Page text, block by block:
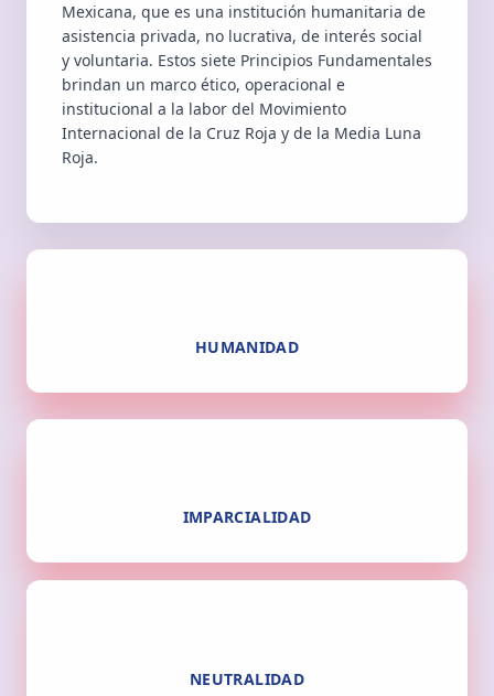
Mexicana, que es una institución humanitaria de
asistencia privada, no lucrativa, de interés social
y voluntaria. Estos siete Principios Fundamentales
brindan un marco ético, operacional e
institucional a la labor del Movimiento
Internacional de la Cruz Roja y de la Media Luna
Roja.
HUMANIDAD
IMPARCIALIDAD
NEUTRALIDAD